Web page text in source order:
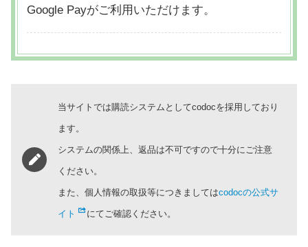
Google Payがご利用いただけます。
当サイトでは購読システムとしてcodocを採用しており
ます。
システムの関係上、返品は不可ですので十分にご注意
ください。
また、個人情報の取扱等につきましてはcodocの公式サ
イト にてご確認ください。